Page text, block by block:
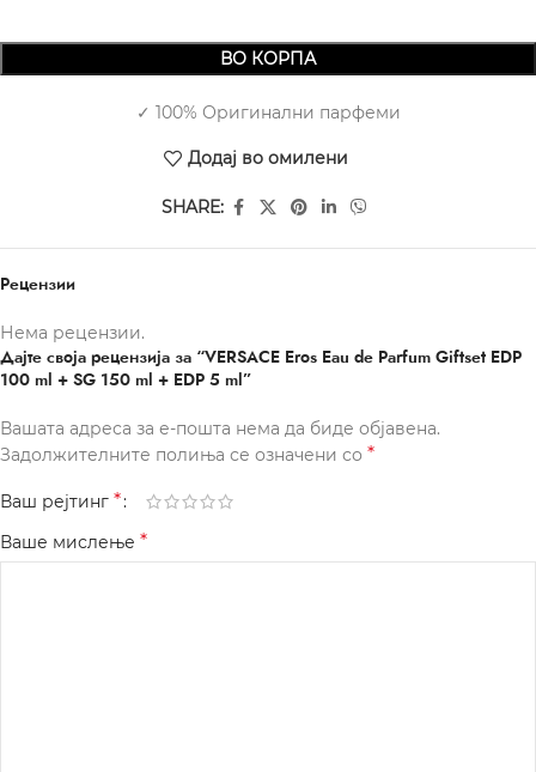
ВО КОРПА
✓ 100% Оригинални парфеми
Додај во омилени
SHARE:
Рецензии
Нема рецензии.
Дајте своја рецензија за “VERSACE Eros Eau de Parfum Giftset EDP
100 ml + SG 150 ml + EDP 5 ml”
Вашата адреса за е-пошта нема да биде објавена.
Задолжителните полиња се означени со *
Ваш рејтинг *
Ваше мислење *